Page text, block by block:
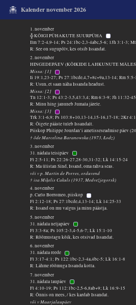
Kalender november 2026
1. november
╬ KÕIGI PÜHAKUTE SUURPÜHA
Ilm 7:2-4,9-14; Ps 24:1bc-2,3-4abc,5-6; 1Jh 3:1-3;
R: See on sugupõlv, kes otsib Issandat.
2. november
HINGEDEPÄEV (KÕIKIDE LAHKUNUTE
Missa: [1]
Ii 19:1,23-27; Ps 27:1bcde,4,7+8c+9a,13-14; Rm
R: Usun, et saan näha Issanda headust.
Missa: [2]
Tn 12:1-3; Ps 43:2-3,5,43:3,4; Rm 6:3-9; Jh 11:32-45
R: Minu hing januneb Jumala järele.
Missa: [3]
Trk 3:1-6,9; Ps 103:8+10,13-14,15-16,17-18; 2Kr
R: Õigete pääste tuleb Issandalt.
Piiskop Philippe Jourdan’i ametisseseadmise päev
† õde Marcelina Baranowska (1973, Łodz)
3. november
31. nädala teisipäev
Fl 2:5-11; Ps 22:26-27,28-30,31-32; Lk 14:15-24
R: Ma ülistan Sind, Issand, oma rahva seas.
või v p. Martín de Porres, orduvend
† isa Miķelis Cakuls (1937, Medvežjegorsk)
4. november
p. Carlo Borromeo, piiskop
Fl 2:12-18; Ps 27:1bcde,4,13-14; Lk 14:25-33
R: Issand on mu valgus ja minu päästja.
5. november
31. nädala neljapäev
Fl 3:3-8a; Ps 105:2-3,4-5,6-7; Lk 15:1-10
R: Rõõmustagu kõik, kes otsivad Issandat.
6. november
31. nädala reede
Fl 3:17-4:1; Ps 122:1bc-2,3-4a,4bc-5; Lk 16:1-8
R: Lähme rõõmuga Issanda kotta.
7. november
31. nädala laupäev
Fl 4:10-19; Ps 112:1bc-2,5-6,8ab+9; Lk 16:9-15
R: Õnnis on mees, / kes kardab Issandat.
või v Maarjalaupäev